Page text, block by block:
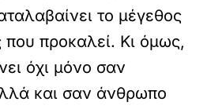
το μέγεθος
που προκαλεί. Κι όμως,
όχι μόνο σαν
και σαν άνθρωπο